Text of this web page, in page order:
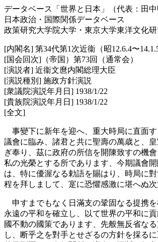
データベース「世界と日本」（代表：田中
日本政治・国際関係データベース
政策研究大学院大学・東京大学東洋文化
[内閣名] 第34代第1次近衞（昭12.6.4〜14.1.5
[国会回次]（帝国）第73回（通常会）
[演説者] 近衞文麿内閣総理大臣
[演説種別] 施政方針演説
[衆議院演説年月日] 1938/1/22
[貴族院演説年月日] 1938/1/22
[全文]
事變下に新年を迎へ、重大時局に直面す
議會に臨み、諸君と共に聖壽の萬歳と、
ぎ奉り、茲に政府の所信を開陳致すの機
私の光榮とする所であります、今期議會
は、特に優渥なる勅語を賜はり、時局に
程を拜しまして、寔に恐懼感激に堪へぬ
申すまでもなく日滿支の鞏固なる提携
永遠の平和を確立し、以て世界の平和に
國不動の國策であります、先般無反省な
し、断乎之を對手とせざるの方針を採るに